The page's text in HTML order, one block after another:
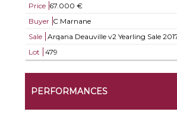
Price 67.000 €
Buyer C Marnane
Sale
Arqana Deauville v2 Yearling Sale
Lot
479
PERFORMANCES